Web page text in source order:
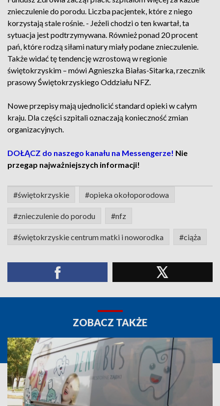
znieczulenie do porodu. Liczba pacjentek, które z niego
korzystają stale rośnie. - Jeżeli chodzi o ten kwartał, ta
sytuacja jest podtrzymywana. Również ponad 20 procent
pań, które rodzą siłami natury miały podane znieczulenie.
Także widać tę tendencję wzrostową w regionie
świętokrzyskim – mówi Agnieszka Białas-Sitarka, rzecznik
prasowy Świętokrzyskiego Oddziału NFZ.
Nowe przepisy mają ujednolicić standard opieki w całym
kraju. Dla części szpitali oznaczają konieczność zmian
organizacyjnych.
DOŁĄCZ do naszego kanału na Messengerze! Nie
przegap najważniejszych informacji!
#świętokrzyskie #opieka okołoporodowa
#znieczulenie do porodu #nfz
#świętokrzyskie centrum matki i noworodka #ciąża
ZOBACZ TAKŻE